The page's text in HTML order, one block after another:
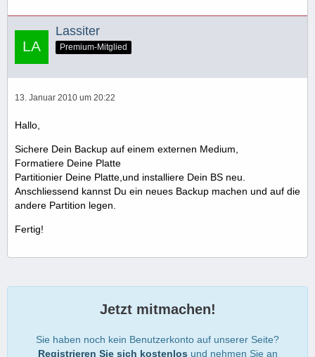
Lassiter
Premium-Mitglied
13. Januar 2010 um 20:22
Hallo,
Sichere Dein Backup auf einem externen Medium,
Formatiere Deine Platte
Partitionier Deine Platte,und installiere Dein BS neu.
Anschliessend kannst Du ein neues Backup machen und auf die
andere Partition legen.
Fertig!
Jetzt mitmachen!
Sie haben noch kein Benutzerkonto auf unserer Seite?
Registrieren Sie sich kostenlos und nehmen Sie an